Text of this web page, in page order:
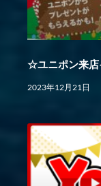
☆ユニポン来店
2023年12月21日